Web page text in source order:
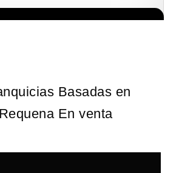
Basadas en
En venta